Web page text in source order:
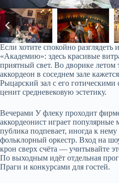
Если хотите спокойно разглядеть
«Академию»: здесь красивые
приятный свет. Во дворике
аккордеон в соседнем зале
Рыцарский зал с его
ценит средневековую эстетику.
Вечерами У флеку проходит
аккордеонист играет
публика подпевает, иногда к
фольклорный оркестр. Вход на
крон сверх счёта — учитывайте
По выходным идёт отдельная
Праги и конкурсами для гостей.